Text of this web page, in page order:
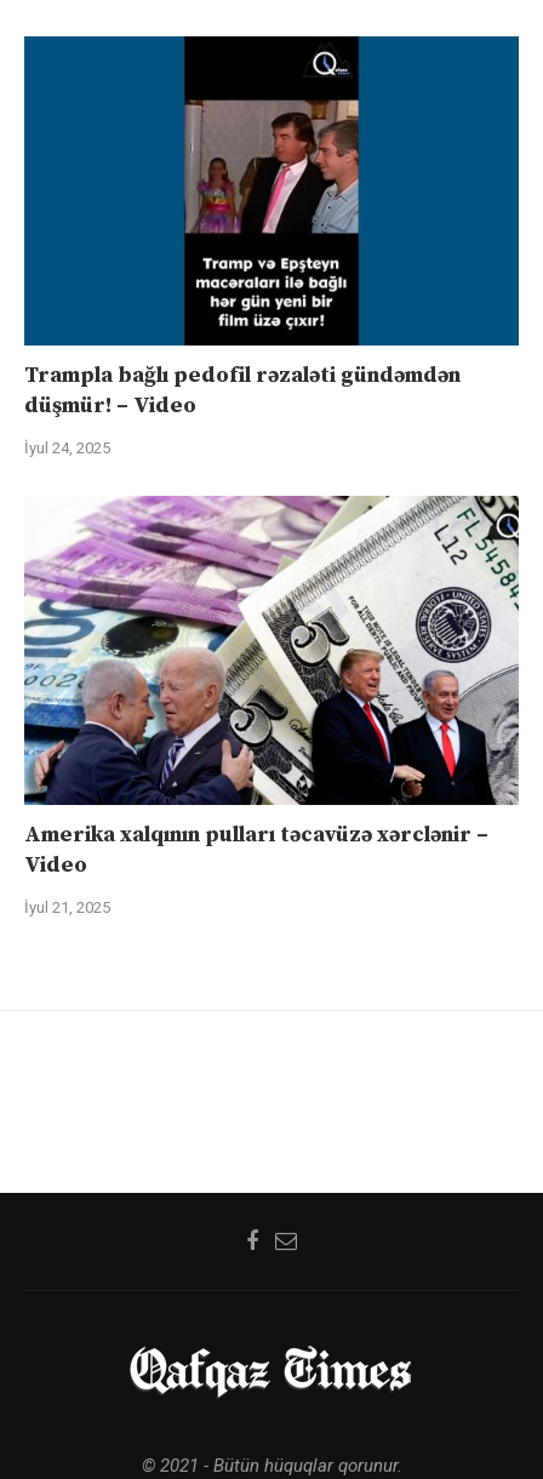
Trampla bağlı pedofil rəzaləti gündəmdən
düşmür! – Video
İyul 24, 2025
Amerika xalqının pulları təcavüzə xərclənir –
Video
İyul 21, 2025
© 2021 - Bütün hüquqlar qorunur.